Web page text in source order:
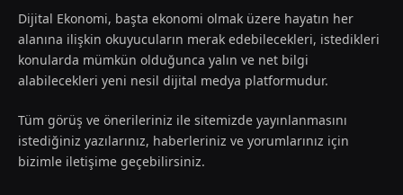
Dijital Ekonomi, başta ekonomi olmak üzere hayatın her
alanına ilişkin okuyucuların merak edebilecekleri, istedikleri
konularda mümkün olduğunca yalın ve net bilgi
alabilecekleri yeni nesil dijital medya platformudur.
Tüm görüş ve önerileriniz ile sitemizde yayınlanmasını
istediğiniz yazılarınız, haberleriniz ve yorumlarınız için
bizimle iletişime geçebilirsiniz.